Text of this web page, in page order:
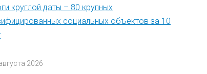
круглой даты – 80 крупных
социальных объектов за 10
2026